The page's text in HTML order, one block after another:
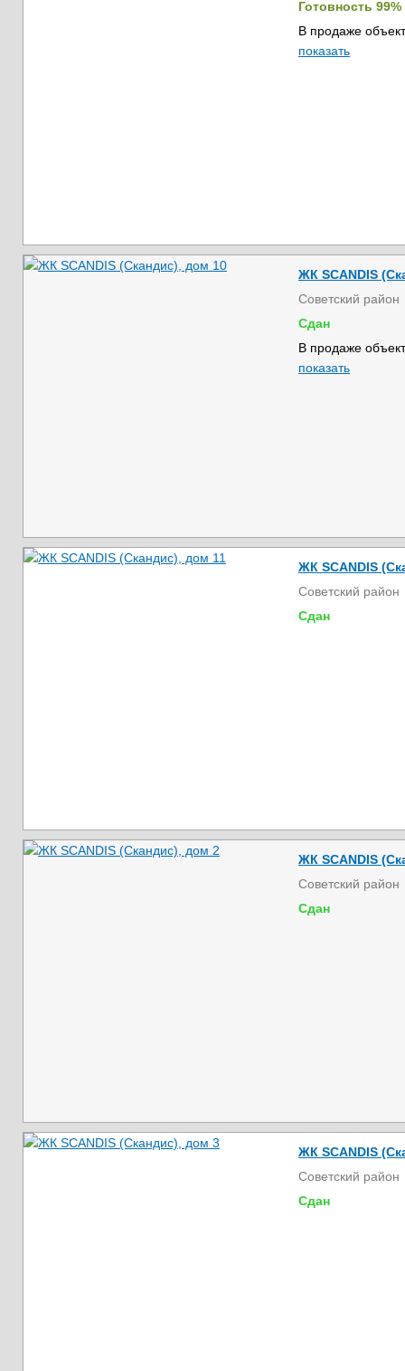
Готовность 99%
В продаже
показать
ЖК SCANDIS
Советский район
Сдан
В продаже
показать
ЖК SCANDIS
Советский район
Сдан
ЖК SCANDIS
Советский район
Сдан
ЖК SCANDIS
Советский район
Сдан